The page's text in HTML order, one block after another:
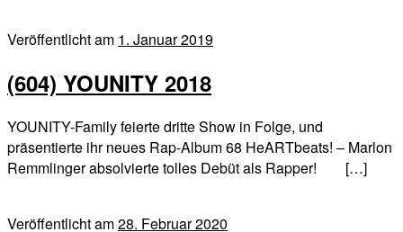
Veröffentlicht am 1. Januar 2019
(604) YOUNITY 2018
YOUNITY-Family feierte dritte Show in Folge, und
präsentierte ihr neues Rap-Album 68 HeARTbeats! – Marlon
Remmlinger absolvierte tolles Debüt als Rapper! […]
Veröffentlicht am28. Februar 2020